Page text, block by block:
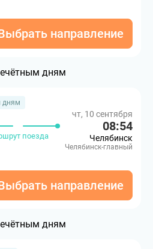
направление
дням
дням
поезда
чт, 10 сентября
08:54
Челябинск
Челябинск-главный
направление
дням